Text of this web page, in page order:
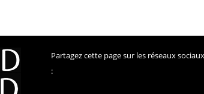
Partagez cette page sur les réseaux sociaux
: